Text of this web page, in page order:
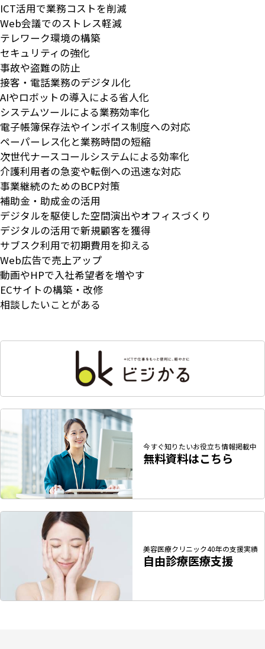
ICT活用で業務コストを削減
Web会議でのストレス軽減
テレワーク環境の構築
セキュリティの強化
事故や盗難の防止
接客・電話業務のデジタル化
AIやロボットの導入による省人化
システムツールによる業務効率化
電子帳簿保存法やインボイス制度への対応
ペーパーレス化と業務時間の短縮
次世代ナースコールシステムによる効率化
介護利用者の急変や転倒への迅速な対応
事業継続のためのBCP対策
補助金・助成金の活用
デジタルを駆使した空間演出やオフィスづくり
デジタルの活用で新規顧客を獲得
サブスク利用で初期費用を抑える
Web広告で売上アップ
動画やHPで入社希望者を増やす
ECサイトの構築・改修
相談したいことがある
今すぐ知りたいお役立ち情報掲載中
無料資料はこちら
美容医療クリニック40年の支援実績
自由診療医療支援